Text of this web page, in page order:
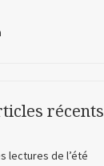
récents
lectures de l’été